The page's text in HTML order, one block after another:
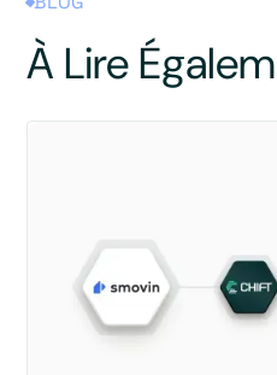
À Lire